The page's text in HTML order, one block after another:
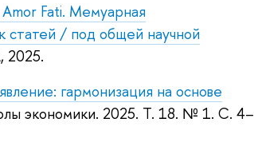
Fati. Мемуарная
/ под общей научной
гармонизация на основе
экономики. 2025. Т. 18. № 1. С. 4–